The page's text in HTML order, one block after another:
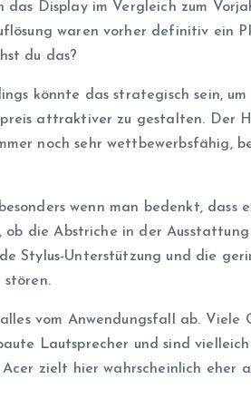
Display im Vergleich zum
waren vorher definitiv ein
du das?
könnte das strategisch sein,
attraktiver zu gestalten. Der
noch sehr wettbewerbsfähig,
wenn man bedenkt,
ob die Abstriche in der
Stylus-Unterstützung und die
stören.
vom Anwendungsfall ab. Viele
Lautsprecher und sind
zielt hier wahrscheinlich eher